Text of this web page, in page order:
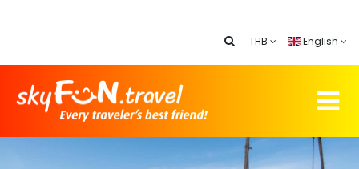
THB English